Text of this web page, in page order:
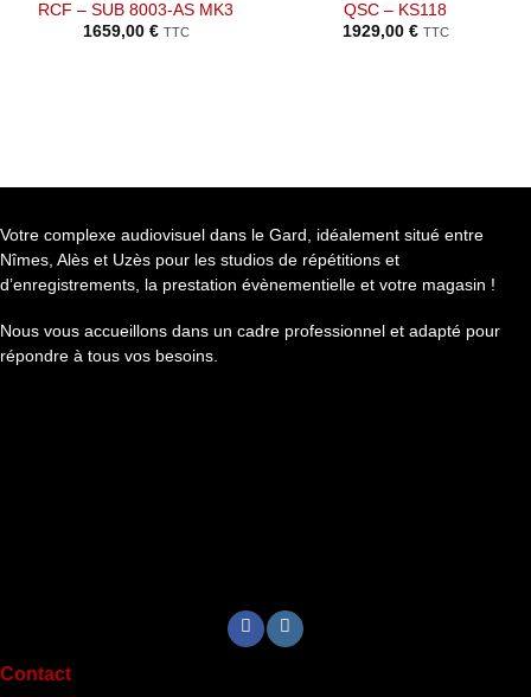
RCF – SUB 8003-AS MK3
1659,00 € TTC
QSC – KS118
1929,00 € TTC
Votre complexe audiovisuel dans le Gard, idéalement situé entre
Nîmes, Alès et Uzès pour les studios de répétitions et
d’enregistrements, la prestation évènementielle et votre magasin !
Nous vous accueillons dans un cadre professionnel et adapté pour
répondre à tous vos besoins.
Contact